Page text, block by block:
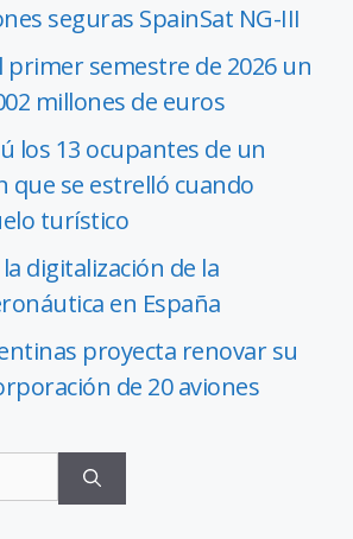
seguras SpainSat NG-III
primer semestre de 2026 un
millones de euros
los 13 ocupantes de un
que se estrelló cuando
turístico
la digitalización de la
en España
proyecta renovar su
de 20 aviones